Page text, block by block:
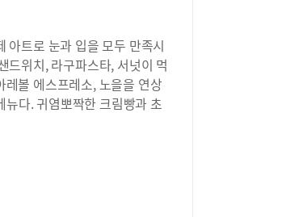
아트로 눈과 입을 모두 만족시
드위치, 라구파스타, 서넛이 먹
볼 에스프레소, 노을을 연상
다. 귀염뽀짝한 크림빵과 초